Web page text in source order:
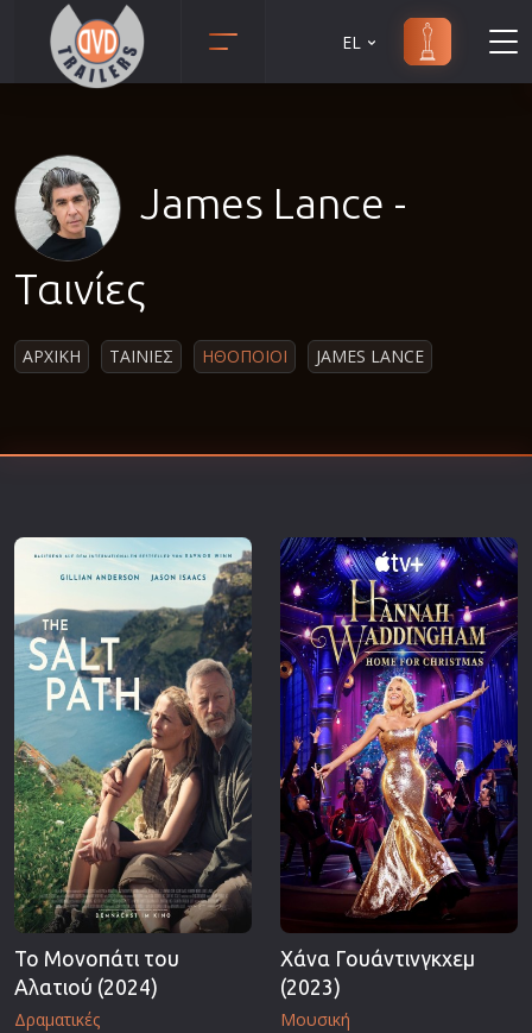
Αισθησιακές
Γουέστερν
Επιστημονικής Φαντασίας
Εποχής
Ερωτικές
Ευρωπαικός Κινηματογράφος
Θρησκευτικές
Θρίλερ
Ιστορικές
Καταστροφής
Κλασσικές
EL
James Lance -
Ταινίες
ΑΡΧΙΚΗ ΤΑΙΝΙΕΣ ΗΘΟΠΟΙΟΙ JAMES LANCE
Το Μονοπάτι του
Αλατιού (2024)
Δραματικές
Χάνα Γουάντινγκχεμ
(2023)
Μουσική